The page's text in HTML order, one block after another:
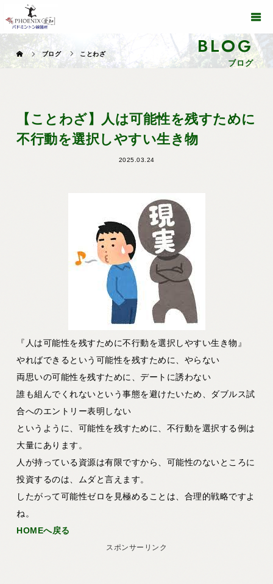
BLOG
ブログ
ブログ ことわざ
【ことわざ】人は可能性を残すために
不行動を選択しやすい生き物
2025.03.24
『人は可能性を残すために不行動を選択しやすい生き物』
やればできるという可能性を残すために、やらない
両思いの可能性を残すために、デートに誘わない
誰も組んでくれないという事態を避けたいため、ダブルス試
合へのエントリー表明しない
というように、可能性を残すために、不行動を選択する例は
大量にあります。
人が持っている資源は有限ですから、可能性のないところに
投資するのは、ムダと言えます。
したがって可能性ゼロを見極めることは、合理的戦略ですよ
ね。
HOMEへ戻る
スポンサーリンク